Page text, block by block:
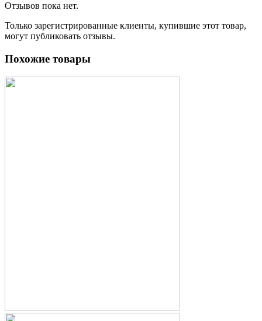
Отзывов пока нет.
Только зарегистрированные клиенты, купившие этот товар,
могут публиковать отзывы.
Похожие товары